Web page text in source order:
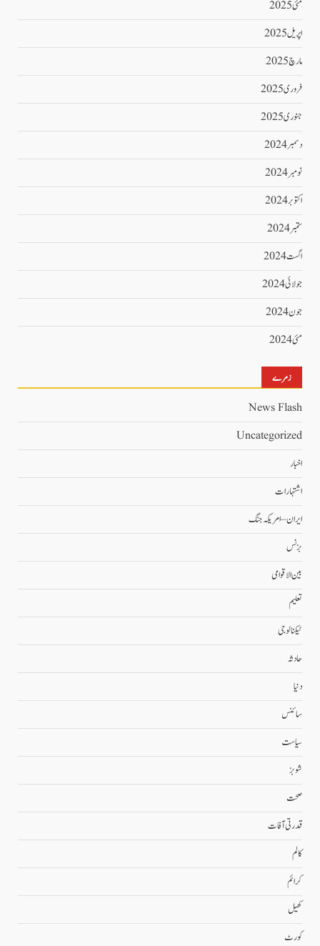
مئی 2025
اپریل 2025
مارچ 2025
فروری 2025
جنوری 2025
دسمبر 2024
نومبر 2024
اکتوبر 2024
ستمبر 2024
اگست 2024
جولائی 2024
جون 2024
مئی 2024
زمرے
News Flash
Uncategorized
اخبار
اشتہارات
ایران – امریکہ جنگ
بزنس
بین الاقوامی
تعلیم
ٹیکنالوجی
حادثہ
دنیا
سائنس
سیاست
شوبز
صحت
قدرتی آفات
کالم
کرائم
کھیل
کورٹ